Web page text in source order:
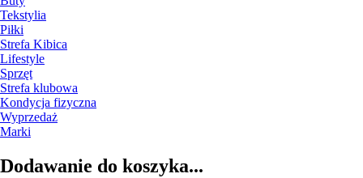
Tekstylia
Piłki
Strefa Kibica
Lifestyle
Sprzęt
Strefa klubowa
Kondycja fizyczna
Wyprzedaż
Marki
Dodawanie do koszyka...